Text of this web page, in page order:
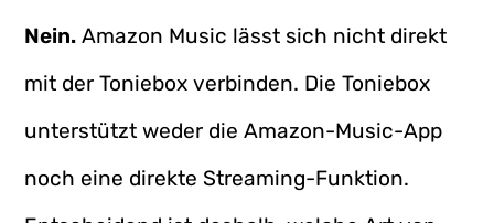
Nein. Amazon Music lässt sich nicht direkt
mit der Toniebox verbinden. Die Toniebox
unterstützt weder die Amazon-Music-App
noch eine direkte Streaming-Funktion.